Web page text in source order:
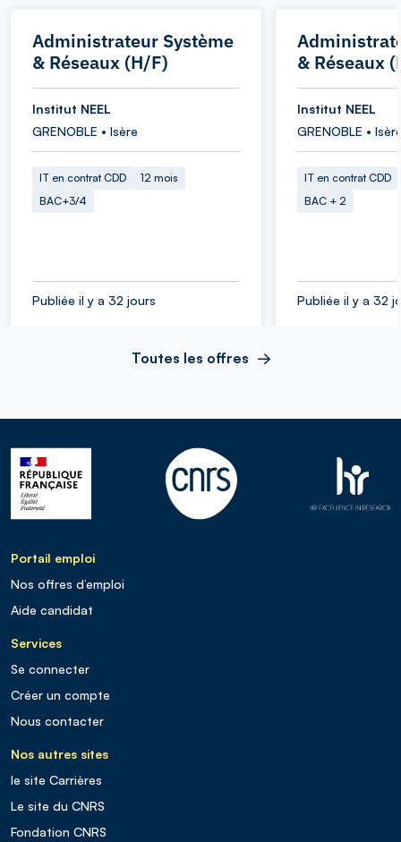
Administrateur Système
& Réseaux (H/F)
Institut NEEL
GRENOBLE • Isère
IT en contrat CDD
12 mois
BAC+3/4
Publiée il y a 32 jours
& Réseaux
Institut NEEL
GRENOBLE •
IT en contrat CDD
BAC + 2
Publiée il y a 32
Toutes les offres
Portail emploi
Nos offres d’emploi
Aide candidat
Services
Se connecter
Créer un compte
Nous contacter
Nos autres sites
le site Carrières
Le site du CNRS
Fondation CNRS